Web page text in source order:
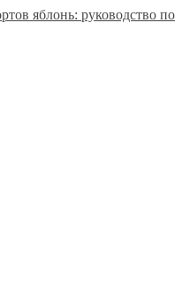
яблонь: руководство по